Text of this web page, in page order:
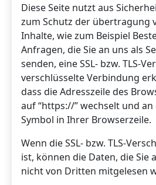
Diese Seite nutzt aus
zum Schutz der übertragung
Inhalte, wie zum Beispiel
Anfragen, die Sie an uns als
senden, eine SSL- bzw. TLS-
verschlüsselte Verbindung
dass die Adresszeile des
auf “https://” wechselt und an
Symbol in Ihrer Browserzeile.
Wenn die SSL- bzw. TLS-
ist, können die Daten, die Sie
nicht von Dritten mitgelesen